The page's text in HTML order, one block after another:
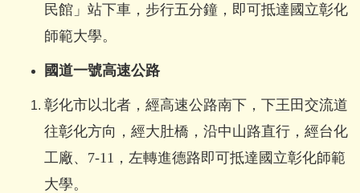
民館」站下車，步行五分鐘，即可抵達國立彰化
師範大學。
國道一號高速公路
彰化市以北者，經高速公路南下，下王田交流道
往彰化方向，經大肚橋，沿中山路直行，經台化
工廠、7-11，左轉進德路即可抵達國立彰化師範
大學。